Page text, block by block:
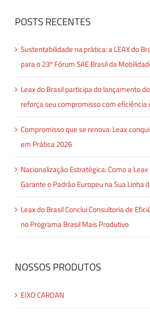
POSTS RECENTES
Sustentabilidade na prática: a LEAX do
para o 23º Fórum SAE Brasil da
Leax do Brasil participa do lançamento
reforça seu compromisso com eficiência
Compromisso que se renova: Leax
em Prática 2026
Nacionalização Estratégica: Como a
Garante o Padrão Europeu na Sua Linha
Leax do Brasil Conclui Consultoria de
no Programa Brasil Mais Produtivo
NOSSOS PRODUTOS
EIXO CARDAN